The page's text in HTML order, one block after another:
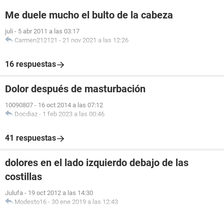
Me duele mucho el bulto de la cabeza
juli - 5 abr 2011 a las 03:17
Carmen212121 - 21 nov 2021 a las 12:26
16 respuestas
Dolor después de masturbación
10090807 - 16 oct 2014 a las 07:12
Docdiaz - 1 feb 2023 a las 00:46
41 respuestas
dolores en el lado izquierdo debajo de las
costillas
Julufa - 19 oct 2012 a las 14:30
Modesto16 - 30 ene 2019 a las 12:43